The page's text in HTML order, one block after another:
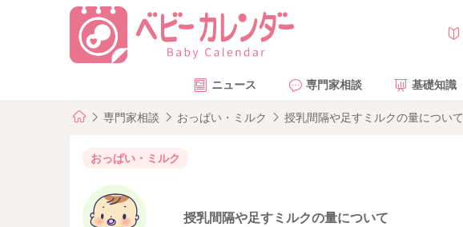
ニュース 専門家相談 基礎知識
専門家相談 おっぱい・ミルク 授乳間隔や足すミルクの量について
おっぱい・ミルク
授乳間隔や足すミルクの量について